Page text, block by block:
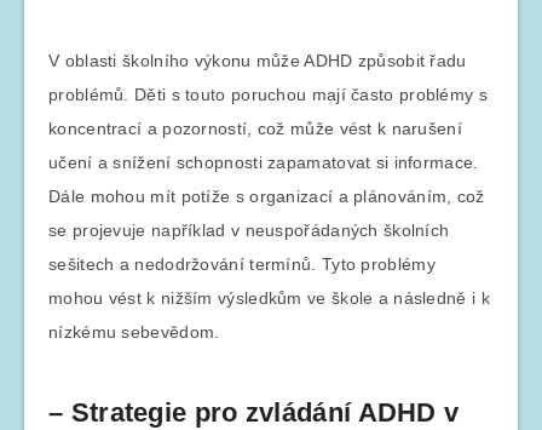
V oblasti školního výkonu může ADHD způsobit řadu
problémů. Děti s touto poruchou mají často problémy s
koncentrací a pozorností, což může vést k narušení
učení a snížení schopnosti zapamatovat si informace.
Dále mohou mít potíže s organizací a plánováním, což
se projevuje například v neuspořádaných školních
sešitech a nedodržování termínů. Tyto problémy
mohou vést k nižším výsledkům ve škole a následně i k
nízkému sebevědom.
– Strategie pro zvládání ADHD v